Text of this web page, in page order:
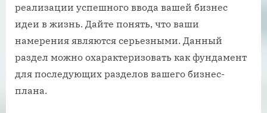
реализации успешного ввода вашей бизнес
идеи в жизнь. Дайте понять, что ваши
намерения являются серьезными. Данный
раздел можно охарактеризовать как фундамент
для последующих разделов вашего бизнес-
плана.